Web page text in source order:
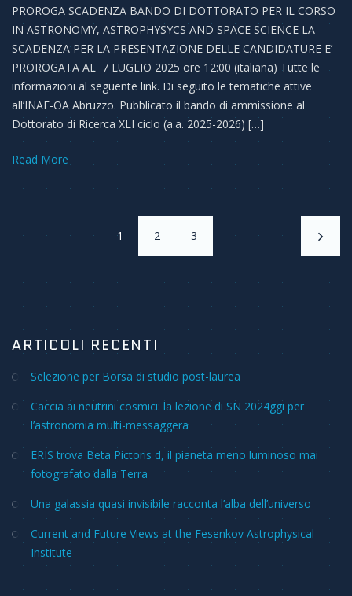
PROROGA SCADENZA BANDO DI DOTTORATO PER IL CORSO
IN ASTRONOMY, ASTROPHYSYCS AND SPACE SCIENCE LA
SCADENZA PER LA PRESENTAZIONE DELLE CANDIDATURE E’
PROROGATA AL 7 LUGLIO 2025 ore 12:00 (italiana) Tutte le
informazioni al seguente link. Di seguito le tematiche attive
all’INAF-OA Abruzzo. Pubblicato il bando di ammissione al
Dottorato di Ricerca XLI ciclo (a.a. 2025-2026) […]
Read More
1 2 3
ARTICOLI RECENTI
Selezione per Borsa di studio post-laurea
Caccia ai neutrini cosmici: la lezione di SN 2024ggi per
l’astronomia multi-messaggera
ERIS trova Beta Pictoris d, il pianeta meno luminoso mai
fotografato dalla Terra
Una galassia quasi invisibile racconta l’alba dell’universo
Current and Future Views at the Fesenkov Astrophysical
Institute